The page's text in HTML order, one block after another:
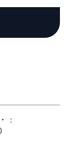
：